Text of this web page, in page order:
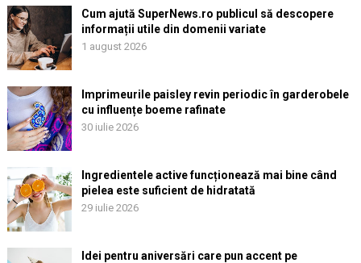
Cum ajută SuperNews.ro publicul să descopere
informații utile din domenii variate
1 august 2026
Imprimeurile paisley revin periodic în garderobele
cu influențe boeme rafinate
30 iulie 2026
Ingredientele active funcționează mai bine când
pielea este suficient de hidratată
29 iulie 2026
Idei pentru aniversări care pun accent pe